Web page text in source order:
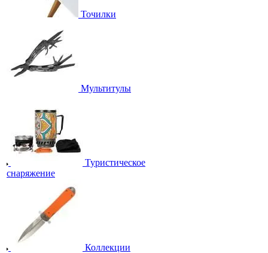
Точилки
Мультитулы
Туристическое
снаряжение
Коллекции